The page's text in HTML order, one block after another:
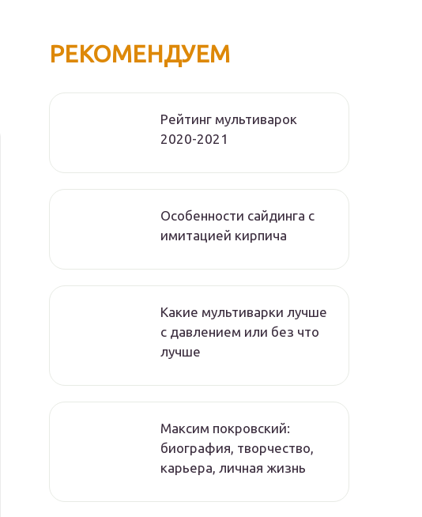
РЕКОМЕНДУЕМ
Рейтинг мультиварок
2020-2021
Особенности сайдинга с
имитацией кирпича
Какие мультиварки лучше
с давлением или без что
лучше
Максим покровский:
биография, творчество,
карьера, личная жизнь